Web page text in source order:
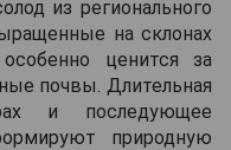
из регионального
на склонах
ценится за
почвы. Длительная
и последующее
природную